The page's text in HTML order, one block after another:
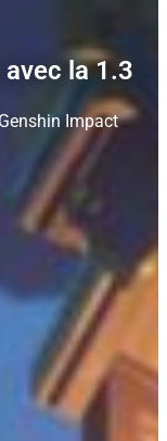
la 1.3
Genshin Impact